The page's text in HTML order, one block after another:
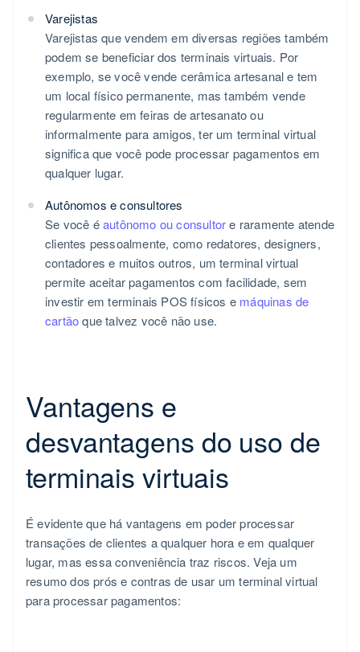
Varejistas​
Varejistas que vendem em diversas regiões também
podem se beneficiar dos terminais virtuais. Por
exemplo, se você vende cerâmica artesanal e tem
um local físico permanente, mas também vende
regularmente em feiras de artesanato ou
informalmente para amigos, ter um terminal virtual
significa que você pode processar pagamentos em
qualquer lugar.
Autônomos e consultores
Se você éautônomo ou consultore raramente atende
clientes pessoalmente, como redatores, designers,
contadores e muitos outros, um terminal virtual
permite aceitar pagamentos com facilidade, sem
investir em terminais POS físicos e máquinas de
cartãoque talvez você não use.
Vantagens e
desvantagens do uso de
terminais virtuais
É evidente que há vantagens em poder processar
transações de clientes a qualquer hora e em qualquer
lugar, mas essa conveniência traz riscos. Veja um
resumo dos prós e contras de usar um terminal virtual
para processar pagamentos: